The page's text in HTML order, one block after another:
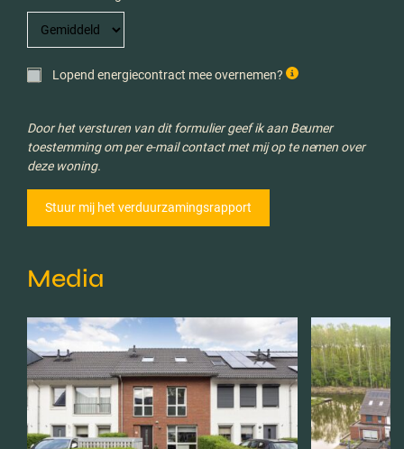
Lopend energiecontract mee overnemen?
Door het versturen van dit formulier geef ik aan Beumer
toestemming om per e-mail contact met mij op te nemen over
deze woning.
Media